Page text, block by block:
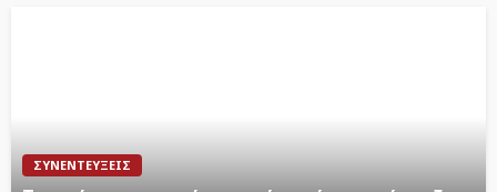
ΣΥΝΕΝΤΕΎΞΕΙΣ